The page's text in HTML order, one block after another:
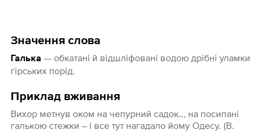
Значення слова
Галька — обкатані й відшліфовані водою дрібні уламки
гірських порід.
Приклад вживання
Вихор метнув оком на чепурний садок.., на посипані
галькою стежки – і все тут нагадало йому Одесу. (В.